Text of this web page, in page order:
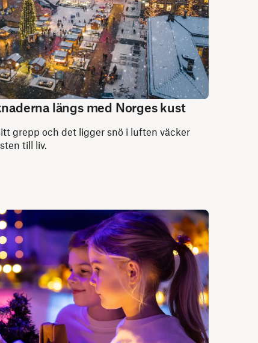
längs med Norges kust
grepp och det ligger snö i luften väcker
till liv.